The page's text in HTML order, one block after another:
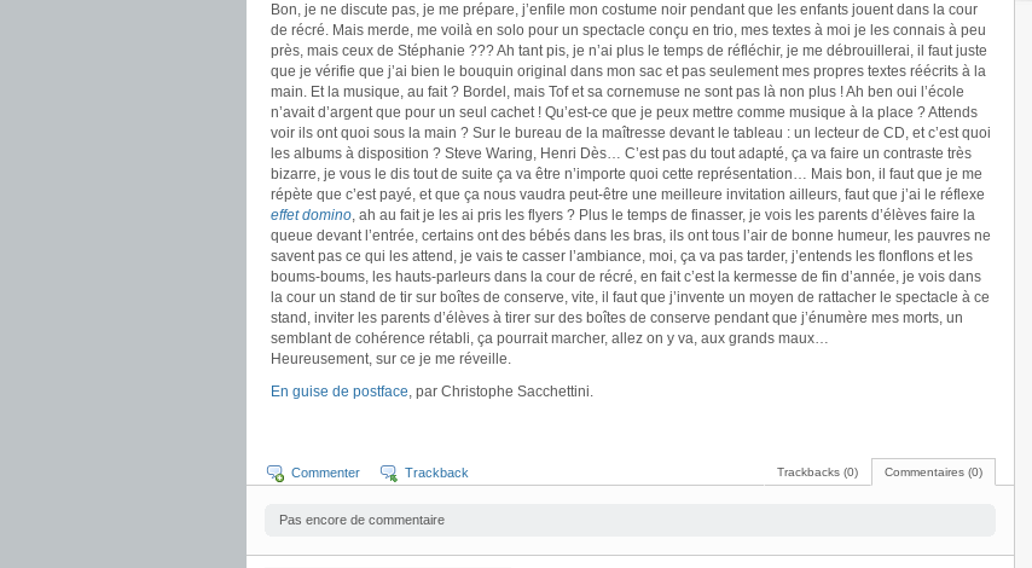
Bon, je ne discute pas, je me prépare, j’enfile mon costume noir pendant que les enfants jouent dans la cour
de récré. Mais merde, me voilà en solo pour un spectacle conçu en trio, mes textes à moi je les connais à peu
près, mais ceux de Stéphanie ??? Ah tant pis, je n’ai plus le temps de réfléchir, je me débrouillerai, il faut juste
que je vérifie que j’ai bien le bouquin original dans mon sac et pas seulement mes propres textes réécrits à la
main. Et la musique, au fait ? Bordel, mais Tof et sa cornemuse ne sont pas là non plus ! Ah ben oui l’école
n’avait d’argent que pour un seul cachet ! Qu’est-ce que je peux mettre comme musique à la place ? Attends
voir ils ont quoi sous la main ? Sur le bureau de la maîtresse devant le tableau : un lecteur de CD, et c’est quoi
les albums à disposition ? Steve Waring, Henri Dès… C’est pas du tout adapté, ça va faire un contraste très
bizarre, je vous le dis tout de suite ça va être n’importe quoi cette représentation… Mais bon, il faut que je me
répète que c’est payé, et que ça nous vaudra peut-être une meilleure invitation ailleurs, faut que j’ai le réflexe
effet domino, ah au fait je les ai pris les flyers ? Plus le temps de finasser, je vois les parents d’élèves faire la
queue devant l’entrée, certains ont des bébés dans les bras, ils ont tous l’air de bonne humeur, les pauvres ne
savent pas ce qui les attend, je vais te casser l’ambiance, moi, ça va pas tarder, j’entends les flonflons et les
boums-boums, les hauts-parleurs dans la cour de récré, en fait c’est la kermesse de fin d’année, je vois dans
la cour un stand de tir sur boîtes de conserve, vite, il faut que j’invente un moyen de rattacher le spectacle à ce
stand, inviter les parents d’élèves à tirer sur des boîtes de conserve pendant que j’énumère mes morts, un
semblant de cohérence rétabli, ça pourrait marcher, allez on y va, aux grands maux…
Heureusement, sur ce je me réveille.
En guise de postface, par Christophe Sacchettini.
Commentaires (0)
Trackbacks (0)
Commenter Trackback
Pas encore de commentaire